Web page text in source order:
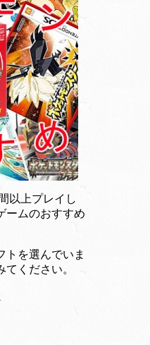
以上プレイし
ームのおすすめ
トを選んでいま
ください。